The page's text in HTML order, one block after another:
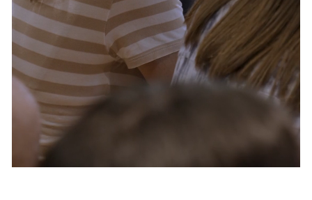
Servizi e accessibilità
Contatti
FAQ
Biglietti